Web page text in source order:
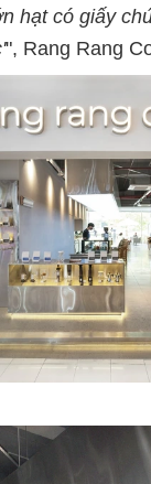
hạt có giấy
", Rang Rang